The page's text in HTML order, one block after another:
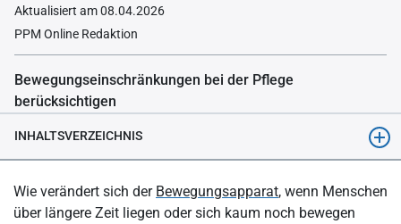
Aktualisiert am 08.04.2026
PPM Online Redaktion
Bewegungseinschränkungen bei der Pflege
berücksichtigen
INHALTSVERZEICHNIS
Was können die Ursachen für verkürzte Muskeln und Sehnen
Wie verändert sich der Bewegungsapparat, wenn Menschen
über längere Zeit liegen oder sich kaum noch bewegen